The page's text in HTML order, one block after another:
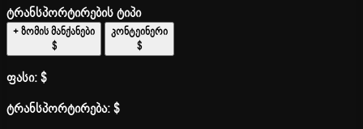
ტრანსპორტირების ტიპი
+ ზომის მანქანები
$
კონტეინერი
$
ფასი:$
ტრანსპორტირება:$